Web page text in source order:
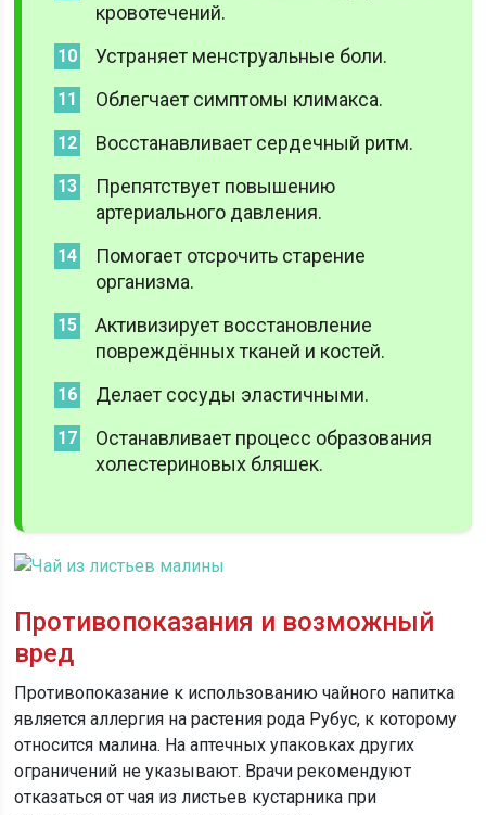
кровотечений.
Устраняет менструальные боли.
Облегчает симптомы климакса.
Восстанавливает сердечный ритм.
Препятствует повышению
артериального давления.
Помогает отсрочить старение
организма.
Активизирует восстановление
повреждённых тканей и костей.
Делает сосуды эластичными.
Останавливает процесс образования
холестериновых бляшек.
Противопоказания и возможный
вред
Противопоказание к использованию чайного напитка
является аллергия на растения рода Рубус, к которому
относится малина. На аптечных упаковках других
ограничений не указывают. Врачи рекомендуют
отказаться от чая из листьев кустарника при